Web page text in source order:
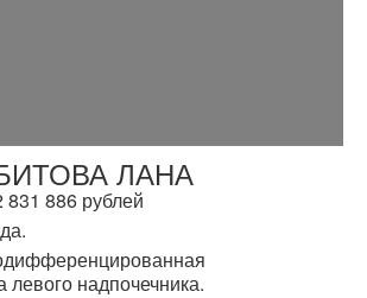
ЛАНА
886 рублей
левого надпочечника.